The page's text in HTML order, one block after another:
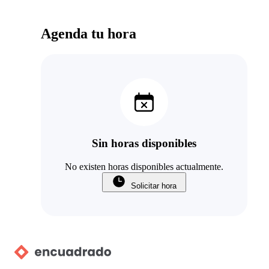
Agenda tu hora
Sin horas disponibles
No existen horas disponibles actualmente.
Solicitar hora